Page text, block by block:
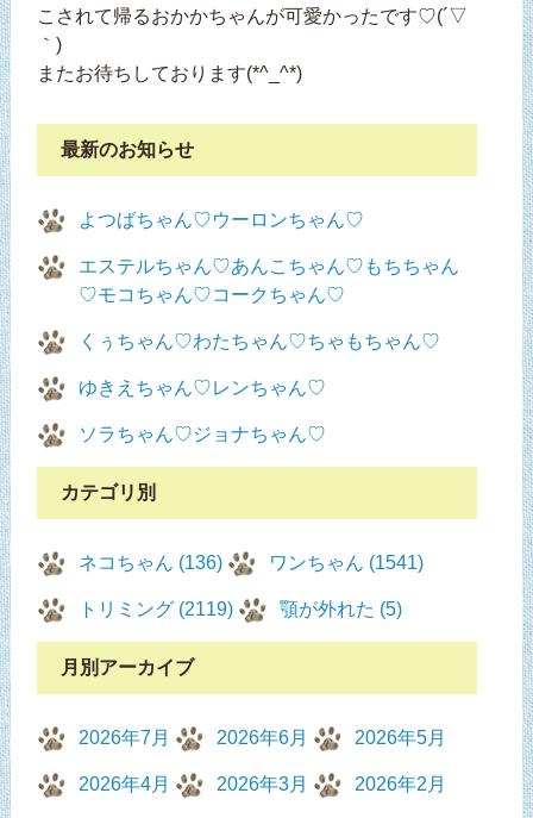
こされて帰るおかかちゃんが可愛かったです♡(´▽
｀)
またお待ちしております(*^_^*)
最新のお知らせ
よつばちゃん♡ウーロンちゃん♡
エステルちゃん♡あんこちゃん♡もちちゃん
♡モコちゃん♡コークちゃん♡
くぅちゃん♡わたちゃん♡ちゃもちゃん♡
ゆきえちゃん♡レンちゃん♡
ソラちゃん♡ジョナちゃん♡
カテゴリ別
ネコちゃん (136) ワンちゃん (1541)
トリミング (2119) 顎が外れた (5)
月別アーカイブ
2026年7月 2026年6月 2026年5月
2026年4月 2026年3月 2026年2月